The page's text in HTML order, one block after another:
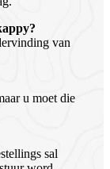
van
u moet die
sal